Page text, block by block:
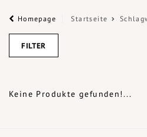
Homepage Startseite
FILTER
Keine Produkte gefunden!...